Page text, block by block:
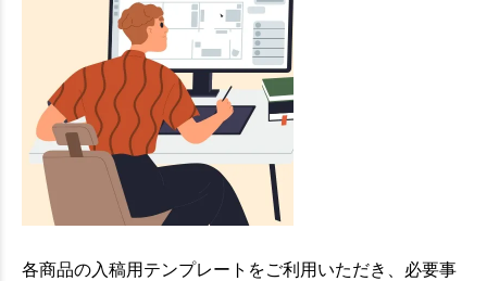
各商品の入稿用テンプレートをご利用いただき、必要事